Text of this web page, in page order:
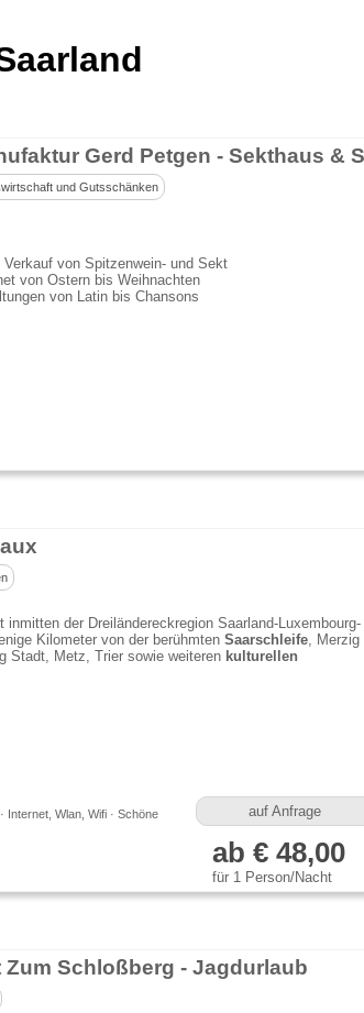
und Gutsschänken
von Spitzenwein- und Sekt
von Ostern bis Weihnachten
von Latin bis Chansons
der Dreiländereckregion Saarland-Luxembourg-
Kilometer von der berühmten Saarschleife, Merzig
Stadt, Metz, Trier sowie weiteren kulturellen
Internet, Wlan, Wifi · Schöne
auf Anfrage
ab € 48,00
für 1 Person/Nacht
Zum Schloßberg - Jagdurlaub